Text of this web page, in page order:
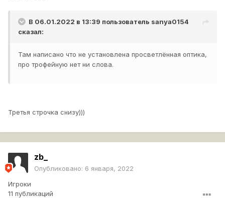
В 06.01.2022 в 13:39 пользователь sanya0154
сказал:
Там написано что не установлена просветлённая оптика,
про трофейную нет ни слова.
Третья строчка снизу)))
zb_
Опубликовано: 6 января, 2022
Игроки
11 публикаций